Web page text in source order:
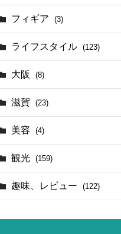
(4)
フィギア (3)
ライフスタイル (123)
(44)
大阪 (8)
滋賀 (23)
美容 (4)
観光 (159)
(142)
趣味、レビュー (122)